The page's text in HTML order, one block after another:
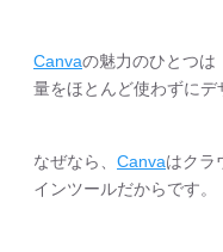
Canvaの魅力のひとつは
量をほとんど使わずにデ
なぜなら、 Canvaはクラ
インツールだからです。